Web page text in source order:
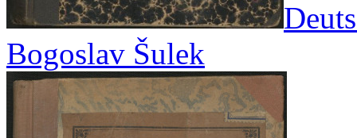
Bogoslav Šulek